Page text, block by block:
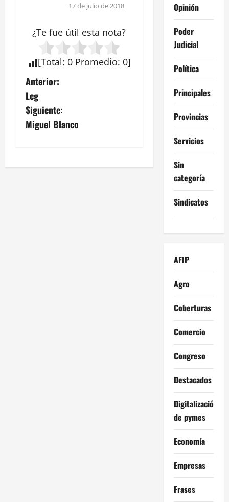
17 de julio de 2018
¿Te fue útil esta nota?
[Total: 0 Promedio: 0]
N
a
v
g
Anterior:
Lcg
Siguiente:
Miguel Blanco
Opinión
Poder
Judicial
Política
Principales
Provincias
Servicios
Sin
categoría
Sindicatos
AFIP
Agro
Coberturas
Comercio
Congreso
Destacados
Digitalización
de pymes
Economía
Empresas
Frases